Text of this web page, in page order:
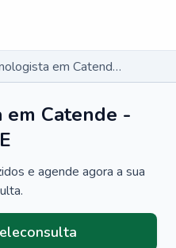
Pneumologista em Catende - PE
em Catende -
e agende agora a sua